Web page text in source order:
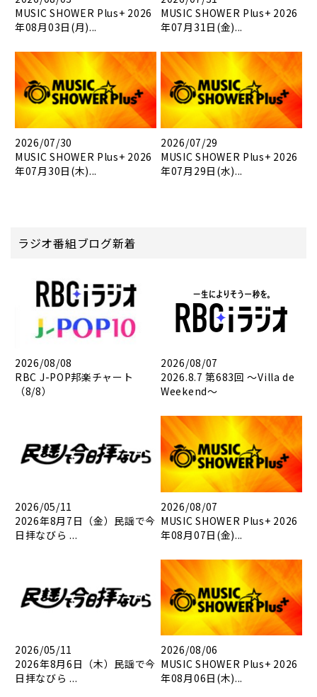
MUSIC SHOWER Plus+ 2026
年08月03日(月)...
MUSIC SHOWER Plus+ 2026
年07月31日(金)...
2026/07/30
MUSIC SHOWER Plus+ 2026
年07月30日(木)...
2026/07/29
MUSIC SHOWER Plus+ 2026
年07月29日(水)...
ラジオ番組ブログ新着
2026/08/08
RBC J-POP邦楽チャート
（8/8）
2026/08/07
2026.8.7 第683回 ～Villa de
Weekend～
2026/05/11
2026年8月7日（金）民謡で今
日拝なびら ...
2026/08/07
MUSIC SHOWER Plus+ 2026
年08月07日(金)...
2026/05/11
2026年8月6日（木）民謡で今
日拝なびら ...
2026/08/06
MUSIC SHOWER Plus+ 2026
年08月06日(木)...